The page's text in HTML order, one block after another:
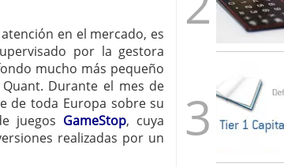
en el mercado, es
por la gestora
mucho más pequeño
Durante el mes de
de toda Europa sobre su
juegos GameStop, cuya
realizadas por un